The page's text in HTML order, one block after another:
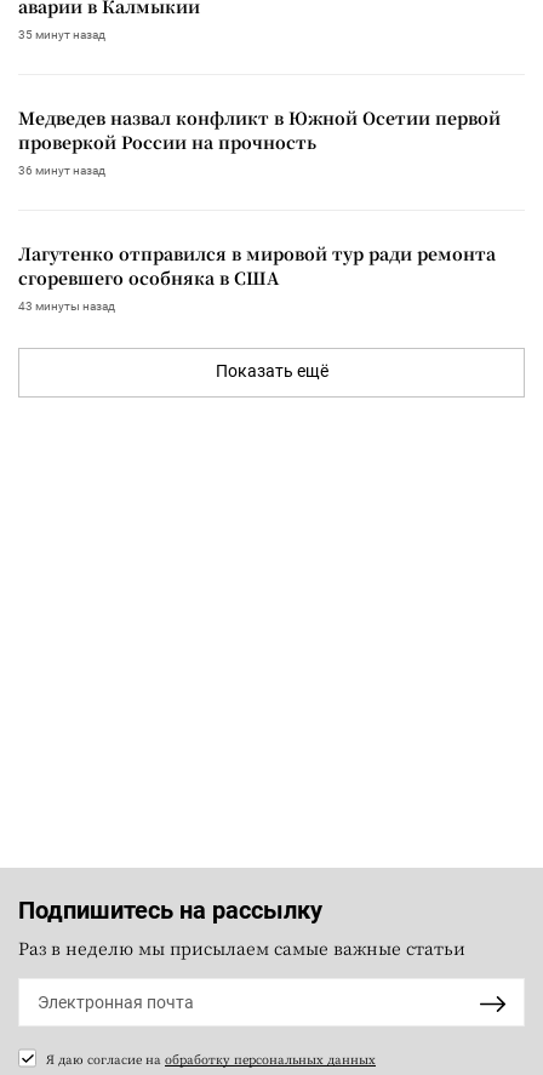
аварии в Калмыкии
35 минут назад
Медведев назвал конфликт в Южной Осетии первой
проверкой России на прочность
36 минут назад
Лагутенко отправился в мировой тур ради ремонта
сгоревшего особняка в США
43 минуты назад
Показать ещё
Подпишитесь на рассылку
Раз в неделю мы присылаем самые важные статьи
Я даю согласие на обработку персональных данных